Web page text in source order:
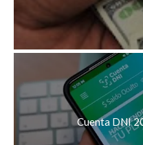
Cuenta DNI